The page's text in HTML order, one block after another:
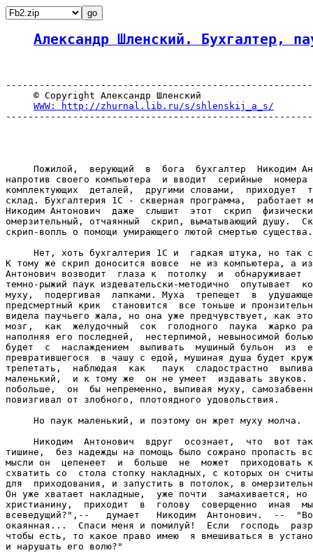
Александр Шленский. Бухгалтер,
     © Copyright Александр Шленский
WWW: http://zhurnal.lib.ru/s/shlenskij_a_s/
Пожилой,  верующий  в  бога  бухгалтер  Никодим
напротив своего компьютера  и вводит  серийные  номера
комплектующих  деталей,  другими словами,  приходует
склад. Бухгалтерия 1С - скверная программа,  работает
Никодим Антонович  даже  слышит  этот  скрип
омерзительный, отчаянный  скрип, выматывающий душу.
скрип-вопль о помощи умирающего лютой смертью существа.
Нет, хоть бухгалтерия 1С и  гадкая штука, но так
К тому же скрип доносится вовсе  не из компьютера, а
Антонович возводит  глаза к  потолку  и
темно-рыжий паук издевательски-методично  опутывает
муху,  подергивая  лапками. Муха  трепещет  в
предсмертный крик  становится  все тоньше и
видела паучьего жала, но она уже предчувствует, как
мозг,  как  желудочный  сок  голодного  паука  жарко
наполняя его последней,  нестерпимой, невыносимой
будет  с  наслаждением  выпивать  мушиный бульон  из
превратившегося  в чашу с едой, мушиная душа будет
трепетать,  наблюдая  как   паук  сладострастно
маленький,  и к тому же  он не умеет  издавать
побольше,  он  бы непременно, выпивая муху,
повизгивал от злобного, плотоядного удовольствия.
     Но паук маленький, и поэтому он жрет муху молча.
Никодим  Антонович  вдруг  осознает,  что  вот
тишине,  без надежды на помощь было сожрано пропасть
мысли он  цепенеет  и  больше  не  может  приходовать
схватить со  стола стопку накладных, с которых он
для  приходования, и запустить в потолок, в
Он уже хватает накладные,  уже почти  замахивается, но
христианину,  приходит  в  голову  соверщенно  иная
всеведущий?",--   думает   Никодим  Антонович.  --
окаянная...  Спаси меня и помилуй!  Если  господь
чтобы есть, то какое право имею  я вмешиваться в
и нарушать его волю?"